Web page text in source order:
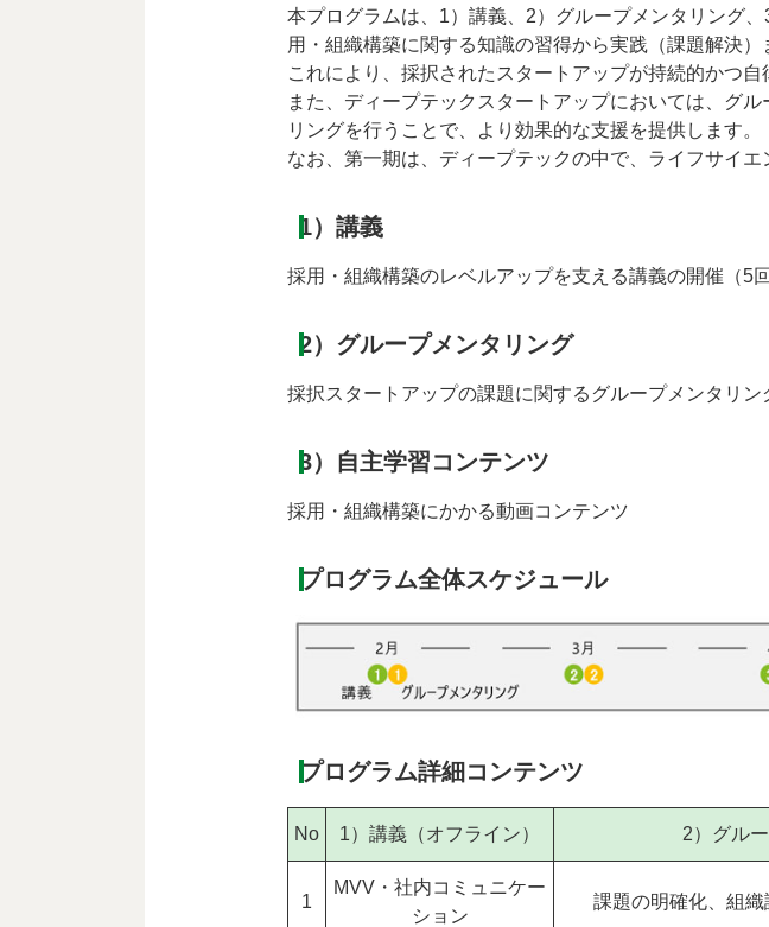
本プログラムは、1）講義、2）グループメンタリング
用・組織構築に関する知識の習得から実践（課題解決）
これにより、採択されたスタートアップが持続的かつ
また、ディープテックスタートアップにおいては、グ
リングを行うことで、より効果的な支援を提供します。
なお、第一期は、ディープテックの中で、ライフサイ
1）講義
採用・組織構築のレベルアップを支える講義の開催（5回
2）グループメンタリング
採択スタートアップの課題に関するグループメンタリン
3）自主学習コンテンツ
採用・組織構築にかかる動画コンテンツ
プログラム全体スケジュール
プログラム詳細コンテンツ
No 1）講義（オフライン） 2）グル
1
MVV・社内コミュニケー
ション
課題の明確化、組